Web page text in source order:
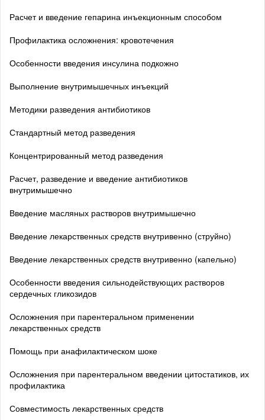
Расчет и введение гепарина инъекционным способом
Профилактика осложнения: кровотечения
Особенности введения инсулина подкожно
Выполнение внутримышечных инъекций
Методики разведения антибиотиков
Стандартный метод разведения
Концентрированный метод разведения
Расчет, разведение и введение антибиотиков
внутримышечно
Введение масляных растворов внутримышечно
Введение лекарственных средств внутривенно (струйно)
Введение лекарственных средств внутривенно (капельно)
Особенности введения сильнодействующих растворов
сердечных гликозидов
Осложнения при парентеральном применении
лекарственных средств
Помощь при анафилактическом шоке
Осложнения при парентеральном введении цитостатиков, их
профилактика
Совместимость лекарственных средств